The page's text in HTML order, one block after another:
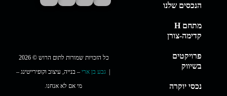
הנכסים שלנו
מתחם H
קדימה-צורן
פרויקטים
בשיווק
נכסי יוקרה
כל הזכויות שמורות לתום הרוש © 2026
| גבע בן ארי– בנייה, עיצוב וקופירייטינג –
מי אם לא אנחנו.